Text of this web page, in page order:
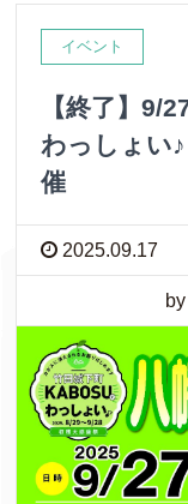
イベント
【終了】9/
わっしょい
催
2025.09.17